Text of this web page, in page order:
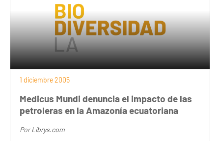
1 diciembre 2005
Medicus Mundi denuncia el impacto de las
petroleras en la Amazonía ecuatoriana
PorLibrys.com